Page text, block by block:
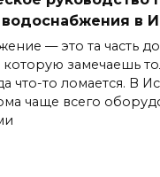
в
— это та часть
замечаешь
что-то ломается. В
чаще всего